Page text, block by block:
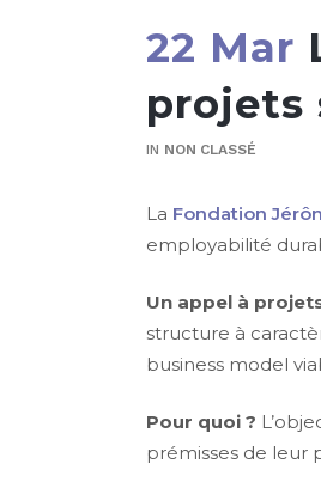
22 Mar
projets
IN NON CLASSÉ
La Fondation
employabilité
Un appel à
structure à
business model
Pour quoi ?
prémisses de leur